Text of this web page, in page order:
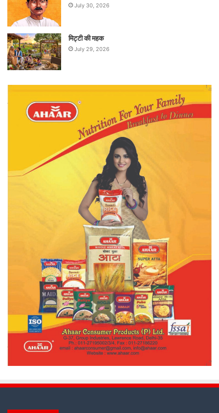
July 30, 2026
मिट्टी की महक
July 29, 2026